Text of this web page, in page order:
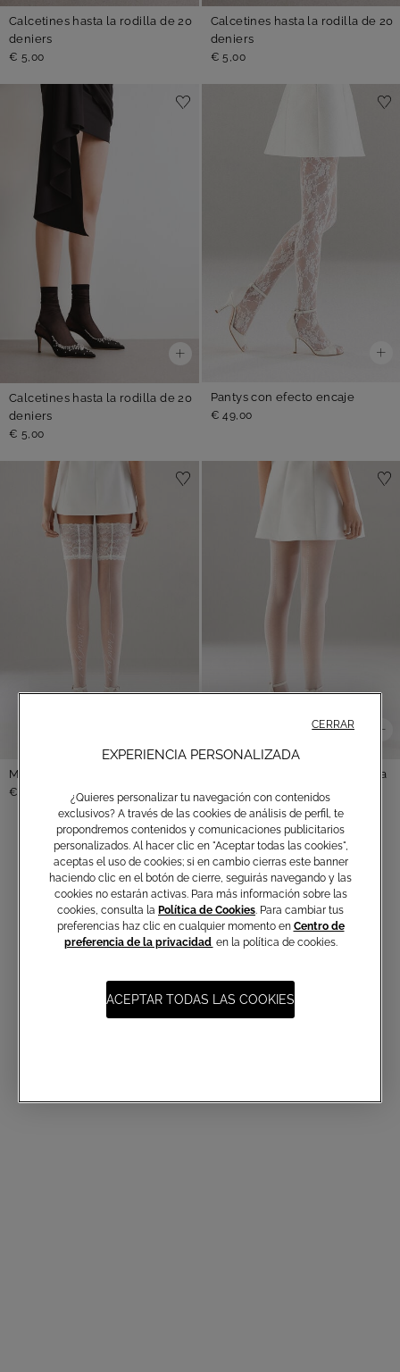
Calcetines hasta la rodilla de 20
deniers
€ 5,00
Calcetines hasta la rodilla de 20
deniers
€ 5,00
Calcetines hasta la rodilla de 20
deniers
€ 5,00
Pantys con efecto encaje
€ 49,00
Medias autoportantes "I said yes"
€ 39,00
Pantys transparentes con línea
de strass en la part...
€ 49,00
CALCETINES Y MEDIAS
EXPERIENCIA PERSONALIZADA
¿Quieres personalizar tu navegación con contenidos
exclusivos? A través de las cookies de análisis de perfil, te
propondremos contenidos y comunicaciones publicitarios
personalizados. Al hacer clic en "Aceptar todas las cookies",
aceptas el uso de cookies; si en cambio cierras este banner
haciendo clic en el botón de cierre, seguirás navegando y las
cookies no estarán activas. Para más información sobre las
cookies, consulta la Política de Cookies . Para cambiar tus
preferencias haz clic en cualquier momento en Centro de
preferencia de la privacidad en la política de cookies.
ACEPTAR TODAS LAS COOKIES
CERRAR